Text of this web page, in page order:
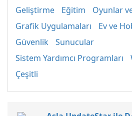
Geliştirme
Eğitim
Oyunlar
Grafik Uygulamaları
Ev ve
Güvenlik
Sunucular
Sistem Yardımcı Programları
Çeşitli